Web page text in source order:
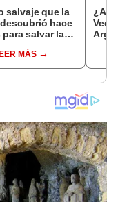
salvaje que la
hace
para salvar la
de un
está
MÁS
¿A